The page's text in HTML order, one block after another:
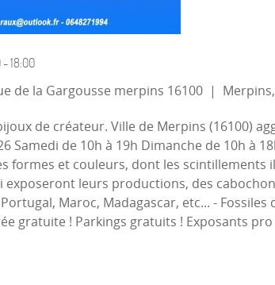
-18:00
de la Gargousse merpins 16100 |
de créateur. Ville de Merpins (16100)
Samedi de 10h à 19h Dimanche de 10h
formes et couleurs, dont les
exposeront leurs productions, des
Maroc, Madagascar, etc... -
gratuite ! Parkings gratuits ! Exposants pro